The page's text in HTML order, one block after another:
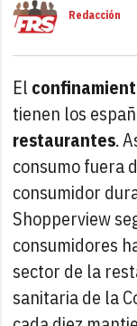
Redacción
El
tienen los
restaurantes.
consumo fuera
consumidor
Shopperview
consumidores
sector de la
sanitaria de la